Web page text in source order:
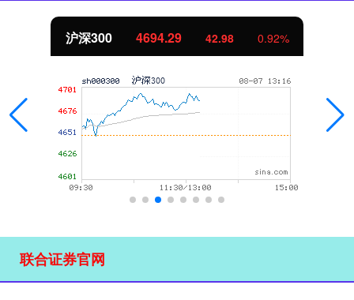
沪深300 4694.29 42.98 0.92%
联合证券官网